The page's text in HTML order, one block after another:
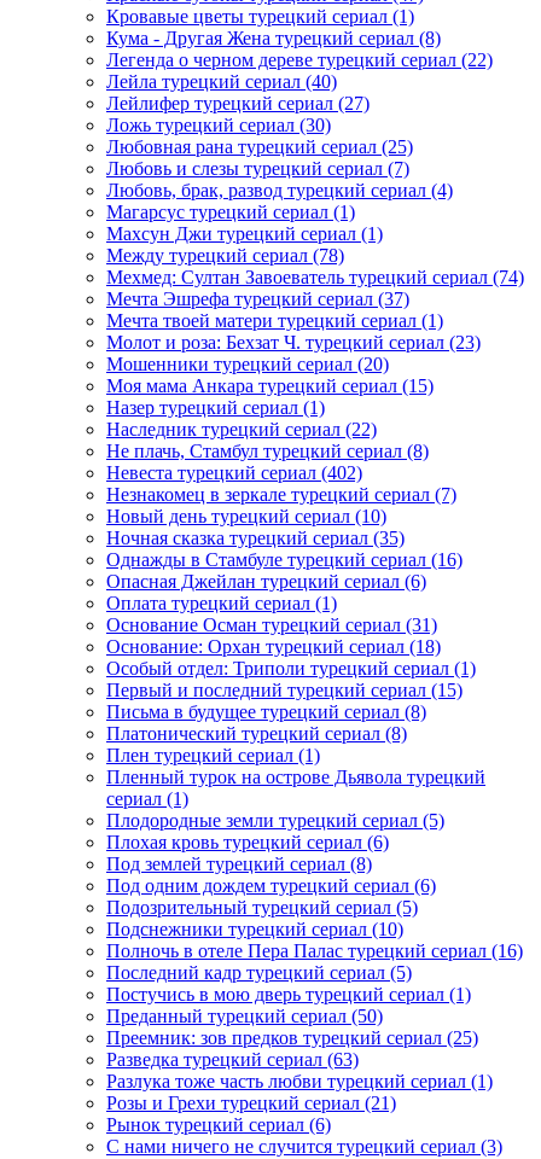
Кровавые цветы турецкий сериал (1)
Кума - Другая Жена турецкий сериал (8)
Легенда о черном дереве турецкий сериал (22)
Лейла турецкий сериал (40)
Лейлифер турецкий сериал (27)
Ложь турецкий сериал (30)
Любовная рана турецкий сериал (25)
Любовь и слезы турецкий сериал (7)
Любовь, брак, развод турецкий сериал (4)
Магарсус турецкий сериал (1)
Махсун Джи турецкий сериал (1)
Между турецкий сериал (78)
Мехмед: Султан Завоеватель турецкий сериал (74)
Мечта Эшрефа турецкий сериал (37)
Мечта твоей матери турецкий сериал (1)
Молот и роза: Бехзат Ч. турецкий сериал (23)
Мошенники турецкий сериал (20)
Моя мама Анкара турецкий сериал (15)
Назер турецкий сериал (1)
Наследник турецкий сериал (22)
Не плачь, Стамбул турецкий сериал (8)
Невеста турецкий сериал (402)
Незнакомец в зеркале турецкий сериал (7)
Новый день турецкий сериал (10)
Ночная сказка турецкий сериал (35)
Однажды в Стамбуле турецкий сериал (16)
Опасная Джейлан турецкий сериал (6)
Оплата турецкий сериал (1)
Основание Осман турецкий сериал (31)
Основание: Орхан турецкий сериал (18)
Особый отдел: Триполи турецкий сериал (1)
Первый и последний турецкий сериал (15)
Письма в будущее турецкий сериал (8)
Платонический турецкий сериал (8)
Плен турецкий сериал (1)
Пленный турок на острове Дьявола турецкий
сериал (1)
Плодородные земли турецкий сериал (5)
Плохая кровь турецкий сериал (6)
Под землей турецкий сериал (8)
Под одним дождем турецкий сериал (6)
Подозрительный турецкий сериал (5)
Подснежники турецкий сериал (10)
Полночь в отеле Пера Палас турецкий сериал (16)
Последний кадр турецкий сериал (5)
Постучись в мою дверь турецкий сериал (1)
Преданный турецкий сериал (50)
Преемник: зов предков турецкий сериал (25)
Разведка турецкий сериал (63)
Разлука тоже часть любви турецкий сериал (1)
Розы и Грехи турецкий сериал (21)
Рынок турецкий сериал (6)
С нами ничего не случится турецкий сериал (3)